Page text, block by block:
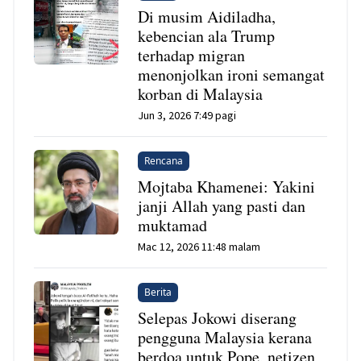
Di musim Aidiladha,
kebencian ala Trump
terhadap migran
menonjolkan ironi semangat
korban di Malaysia
Jun 3, 2026 7:49 pagi
Rencana
Mojtaba Khamenei: Yakini
janji Allah yang pasti dan
muktamad
Mac 12, 2026 11:48 malam
Berita
Selepas Jokowi diserang
pengguna Malaysia kerana
berdoa untuk Pope, netizen